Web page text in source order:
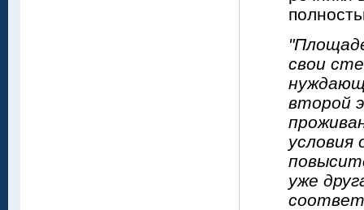
свои
второй
условия
уже